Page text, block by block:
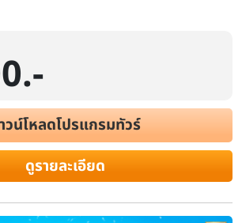
สายไหม ตุนหวง ถ้ำม่อเกา
ยว หมู่บ้านเหอมู่ คานาสือ
โรงแรม สายการบิน
วน์โหลดโปรแกรมทัวร์
ดูรายละเอียด